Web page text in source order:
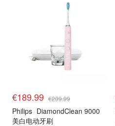
€189.99 €209.99
Philips DiamondClean 9000
美白电动牙刷